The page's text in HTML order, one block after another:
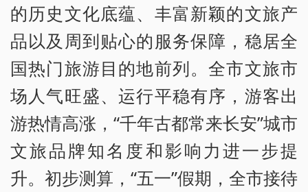
的历史文化底蕴、丰富新颖的文旅产
品以及周到贴心的服务保障，稳居全
国热门旅游目的地前列。全市文旅市
场人气旺盛、运行平稳有序，游客出
游热情高涨，“千年古都常来长安”城市
文旅品牌知名度和影响力进一步提
升。初步测算，“五一”假期，全市接待